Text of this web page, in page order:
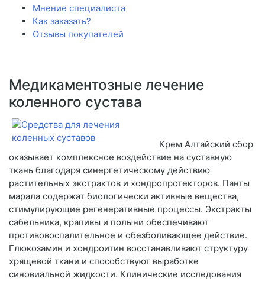
Мнение специалиста
Как заказать?
Отзывы покупателей
Медикаментозные лечение
коленного сустава
Крем Алтайский сбор
оказывает комплексное воздействие на суставную
ткань благодаря синергетическому действию
растительных экстрактов и хондропротекторов. Панты
марала содержат биологически активные вещества,
стимулирующие регенеративные процессы. Экстракты
сабельника, крапивы и полыни обеспечивают
противовоспалительное и обезболивающее действие.
Глюкозамин и хондроитин восстанавливают структуру
хрящевой ткани и способствуют выработке
синовиальной жидкости. Клинические исследования